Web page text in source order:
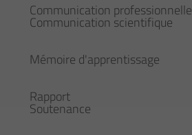
Communication professionnelle
Communication scientifique
Mémoire d'apprentissage
Rapport
Soutenance